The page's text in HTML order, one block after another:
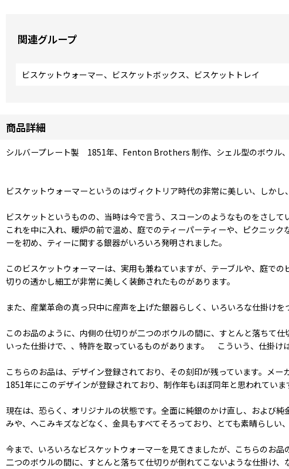
関連グループ
ビスケットウォーマー、ビスケットボックス、ビスケットトレイ
商品詳細
シルバープレート製 1851年、Fenton Brothers 制作、シェル型のボウル
ビスケットウォーマーというのはヴィクトリア時代の非常に美しい、しかし
ビスケットというものの、当時は今で言う、スコーンのようなものをさして
これを中に入れ、暖炉の前で温め、庭でのティーパーティーや、ピクニッ
ーを初め、ティーに関する銀器がいろいろ発明されました。
このビスケットウォーマーは、実用も兼ねていますが、テーブルや、庭で
切りの透かし細工が非常に美しく装飾されたものがあります。
また、産業革命の真っ只中に産声を上げた銀器らしく、いろいろな仕掛けを
このお品のように、内側の仕切りが二つのボウルの間に、すとんと落ちて
いった仕掛けで、、特許を取っているものがあります。 こういう、仕掛け
こちらのお品は、デザイン登録されており、その刻印が残っています。メ
1851年にこのデザインが登録されており、制作年もほぼ同年と思われていま
現在は、恐らく、オリジナルの状態です。全面に純銀のかけ直し、および
みや、へこみキズなどなく、金具もすべてそろっており、とても素晴らしい
今まで、いろいろなビスケットウォーマーを見てきましたが、こちらのお
二つのボウルの間に、すとんと落ちて仕切りが倒れてこないような仕掛け